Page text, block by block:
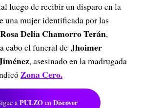
luego de recibir un disparo en la
una mujer identificada por las
Rosa Delia Chamorro Terán,
cabo el funeral de Jhoimer
, asesinado en la madrugada
Zona Cero.
a PULZO en Discover